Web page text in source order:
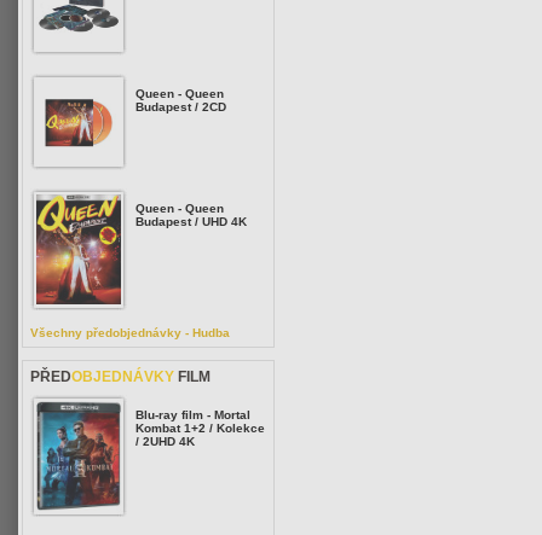
Queen - Queen
Budapest / 2CD
Queen - Queen
Budapest / UHD 4K
Všechny předobjednávky - Hudba
PŘEDOBJEDNÁVKY FILM
Blu-ray film - Mortal
Kombat 1+2 / Kolekce
/ 2UHD 4K